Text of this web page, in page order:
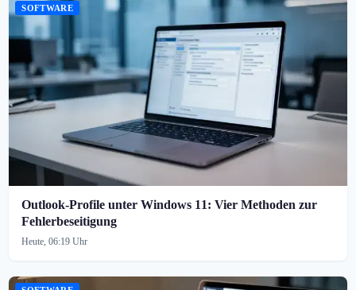
SOFTWARE
Outlook-Profile unter Windows 11: Vier Methoden zur
Fehlerbeseitigung
Heute, 06:19 Uhr